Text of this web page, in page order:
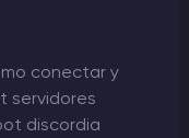
conectar y
servidores
discordia